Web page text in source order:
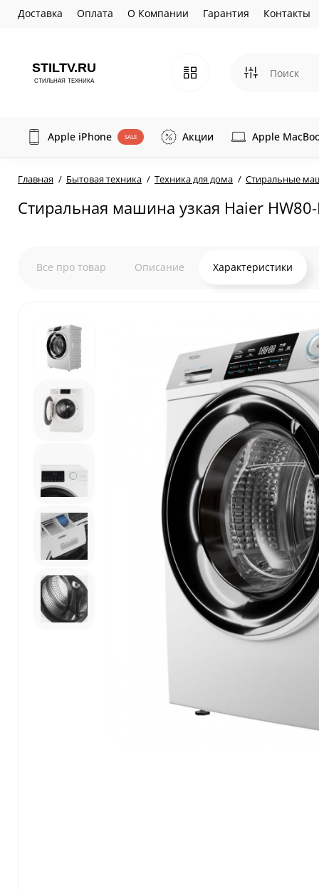
Доставка Оплата О Компании Гарантия Контакты
Apple iPhone SALE Акции Apple
Главная Бытовая техника Техника для дома Стиральные
Стиральная машина узкая Haier
Все про товар Описание Характеристики